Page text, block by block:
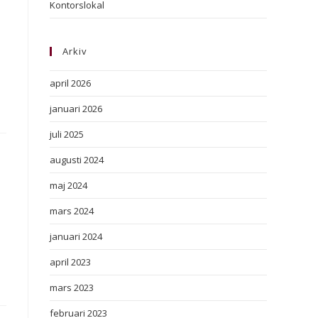
Kontorslokal
Arkiv
april 2026
januari 2026
juli 2025
augusti 2024
maj 2024
mars 2024
januari 2024
april 2023
mars 2023
februari 2023